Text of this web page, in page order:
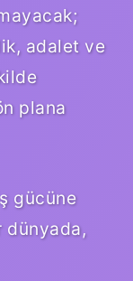
adalet ve
plana
gücüne
dünyada,